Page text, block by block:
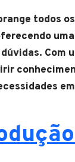
todos
Com